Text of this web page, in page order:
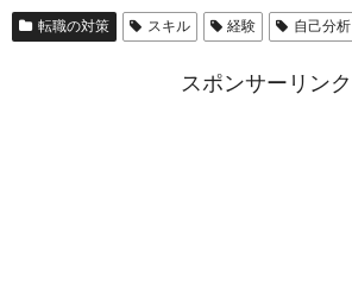
転職の対策 スキル 経験 自己分析
スポンサーリンク